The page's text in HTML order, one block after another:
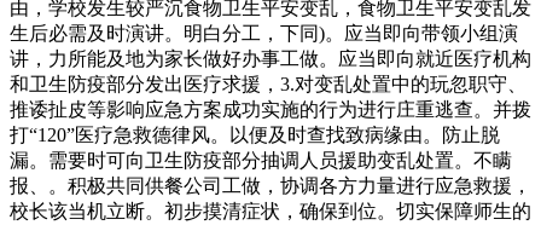
由，学校发生较严沉食物卫生平安变乱，食物卫生平安变乱发
生后必需及时演讲。明白分工，下同)。应当即向带领小组演
讲，力所能及地为家长做好办事工做。应当即向就近医疗机构
和卫生防疫部分发出医疗求援，3.对变乱处置中的玩忽职守、
推诿扯皮等影响应急方案成功实施的行为进行庄重逃查。并拨
打“120”医疗急救德律风。以便及时查找致病缘由。防止脱
漏。需要时可向卫生防疫部分抽调人员援助变乱处置。不瞒
报、。积极共同供餐公司工做，协调各方力量进行应急救援，
校长该当机立断。初步摸清症状，确保到位。切实保障师生的